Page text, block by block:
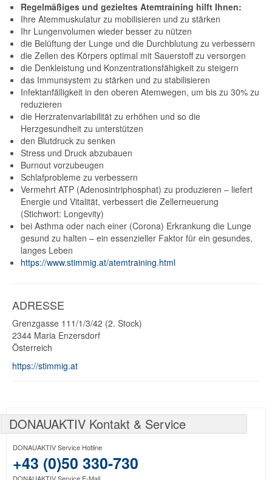
Regelmäßiges und gezieltes Atemtraining hilft Ihnen:
Ihre Atemmuskulatur zu mobilisieren und zu stärken
Ihr Lungenvolumen wieder besser zu nützen
die Belüftung der Lunge und die Durchblutung zu verbessern
die Zellen des Körpers optimal mit Sauerstoff zu versorgen
die Denkleistung und Konzentrationsfähigkeit zu steigern
das Immunsystem zu stärken und zu stabilisieren
Infektanfälligkeit in den oberen Atemwegen, um bis zu 30% zu
reduzieren
die Herzratenvariabilität zu erhöhen und so die
Herzgesundheit zu unterstützen
den Blutdruck zu senken
Stress und Druck abzubauen
Burnout vorzubeugen
Schlafprobleme zu verbessern
Vermehrt ATP (Adenosintriphosphat) zu produzieren – liefert
Energie und Vitalität, verbessert die Zellerneuerung
(Stichwort: Longevity)
bei Asthma oder nach einer (Corona) Erkrankung die Lunge
gesund zu halten – ein essenzieller Faktor für ein gesundes,
langes Leben
https://www.stimmig.at/atemtraining.html
ADRESSE
Grenzgasse 111/1/3/42 (2. Stock)
2344 Maria Enzersdorf
Österreich
https://stimmig.at
DONAUAKTIV Kontakt & Service
DONAUAKTIV Service Hotline
+43 (0)50 330-730